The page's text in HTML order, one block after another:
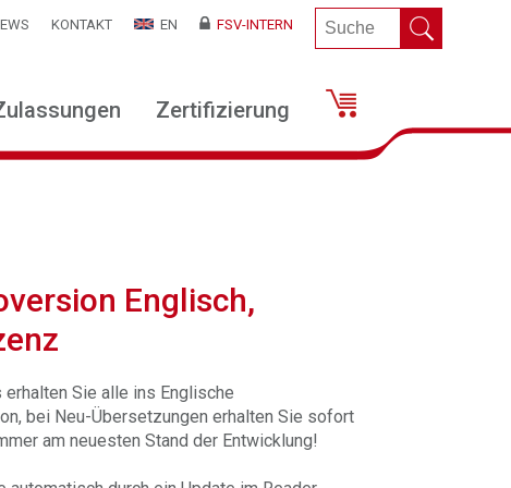
KONTAKT EN FSV-INTERN
Zertifizierung
Englisch,
Sie alle ins Englische
bei Neu-Übersetzungen erhalten Sie sofort
am neuesten Stand der Entwicklung!